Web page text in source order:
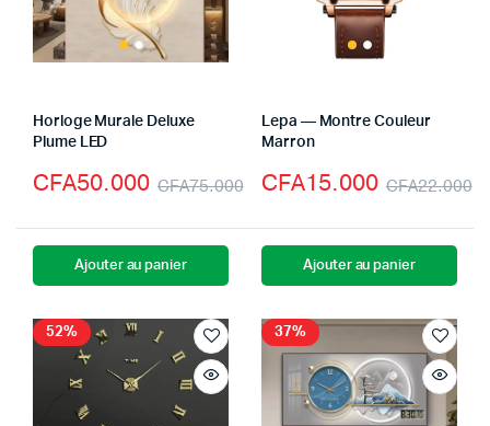
Horloge Murale Deluxe
Plume LED
CFA75.000
CFA50.000
Ajouter au panier
Lepa — Montre Couleur
Marron
CFA22.000
CFA15.000
Ajouter au panier
52% 37%